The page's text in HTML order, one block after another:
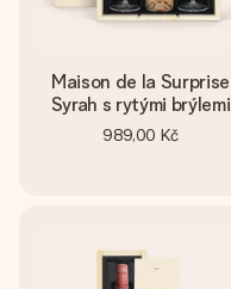
Maison de la Surprise
Syrah s rytými brýlemi
989,00 Kč